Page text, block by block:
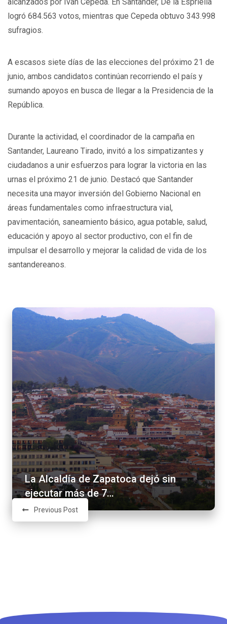
logró 684.563 votos, mientras que Cepeda obtuvo 343.998
sufragios.
A escasos siete días de las elecciones del próximo 21 de
junio, ambos candidatos continúan recorriendo el país y
sumando apoyos en busca de llegar a la Presidencia de la
República.
Durante la actividad, el coordinador de la campaña en
Santander, Laureano Tirado, invitó a los simpatizantes y
ciudadanos a unir esfuerzos para lograr la victoria en las
urnas el próximo 21 de junio. Destacó que Santander
necesita una mayor inversión del Gobierno Nacional en
áreas fundamentales como infraestructura vial,
pavimentación, saneamiento básico, agua potable, salud,
educación y apoyo al sector productivo, con el fin de
impulsar el desarrollo y mejorar la calidad de vida de los
santandereanos.
La Alcaldía de Zapatoca dejó sin
ejecutar más de 7…
Previous Post